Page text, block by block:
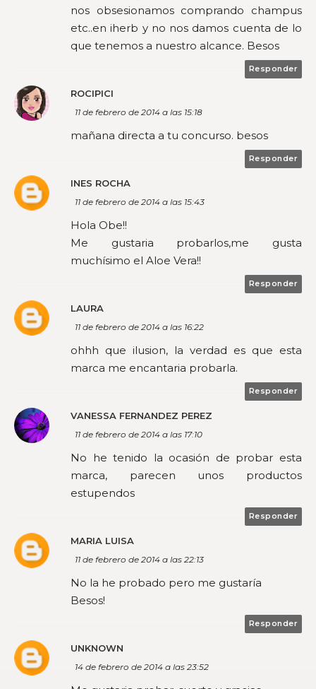
nos obsesionamos comprando champus
etc..en iherb y no nos damos cuenta de lo
que tenemos a nuestro alcance. Besos
Responder
ROCIPICI
11 de febrero de 2014 a las 15:18
mañana directa a tu concurso. besos
Responder
INES ROCHA
11 de febrero de 2014 a las 15:43
Hola Obe!!
Me gustaria probarlos,me gusta
muchísimo el Aloe Vera!!
Responder
LAURA
11 de febrero de 2014 a las 16:22
ohhh que ilusion, la verdad es que esta
marca me encantaria probarla.
Responder
VANESSA FERNANDEZ PEREZ
11 de febrero de 2014 a las 17:10
No he tenido la ocasión de probar esta
marca, parecen unos productos
estupendos
Responder
MARIA LUISA
11 de febrero de 2014 a las 22:13
No la he probado pero me gustaría
Besos!
Responder
UNKNOWN
14 de febrero de 2014 a las 23:52